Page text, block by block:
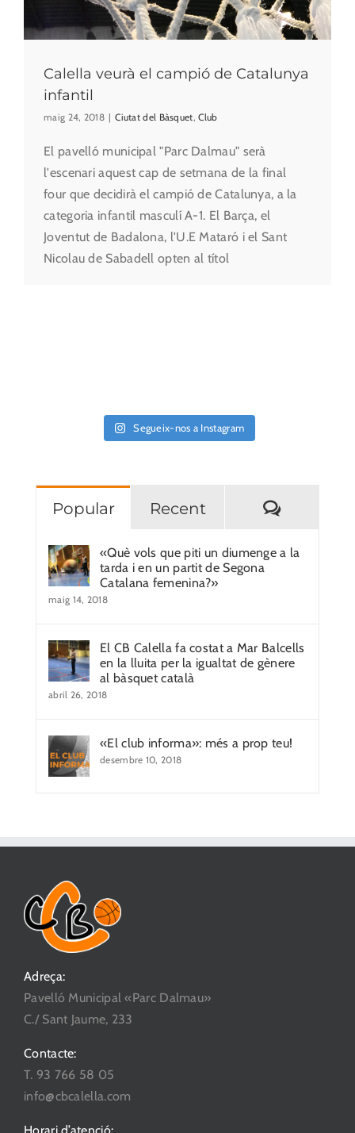
Calella veurà el campió de Catalunya
infantil
maig 24, 2018 | Ciutat del Bàsquet,Club
El pavelló municipal "Parc Dalmau" serà
l'escenari aquest cap de setmana de la final
four que decidirà el campió de Catalunya, a la
categoria infantil masculí A-1. El Barça, el
Joventut de Badalona, l'U.E Mataró i el Sant
Nicolau de Sabadell opten al títol
Segueix-nos a Instagram
Popular Recent
«Què vols que piti un diumenge a la
tarda i en un partit de Segona
Catalana femenina?»
maig 14, 2018
El CB Calella fa costat a Mar Balcells
en la lluita per la igualtat de gènere
al bàsquet català
abril 26, 2018
«El club informa»: més a prop teu!
desembre 10, 2018
Adreça:
Pavelló Municipal «Parc Dalmau»
C./ Sant Jaume, 233
Contacte:
T. 93 766 58 05
info@cbcalella.com